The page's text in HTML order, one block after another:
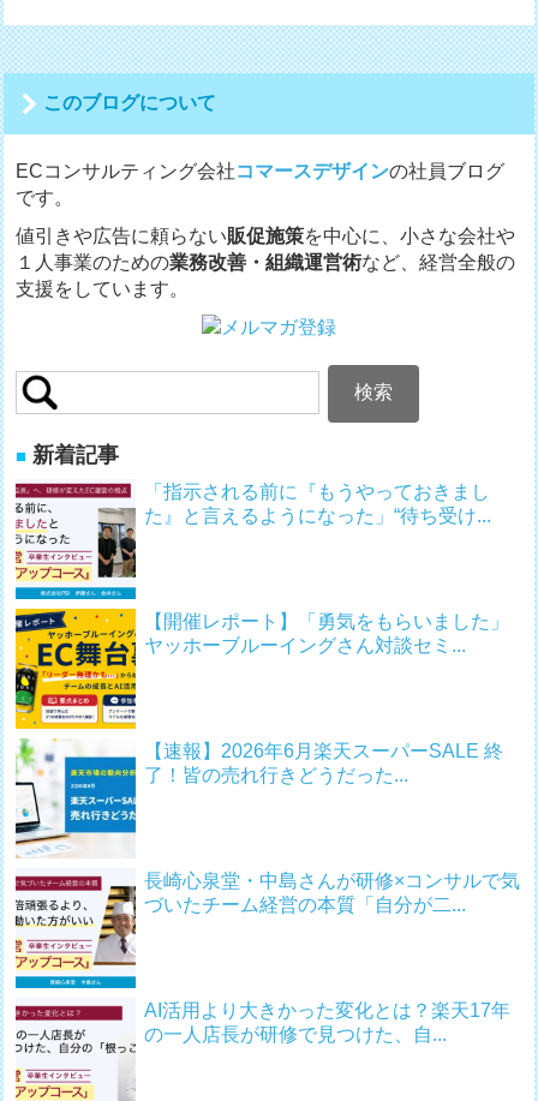
稿
ナ
ビ
ゲ
ー
シ
ョ
ン
このブログについて
ECコンサルティング会社コマースデザインの社員ブログ
です。
値引きや広告に頼らない販促施策を中心に、小さな会社や
１人事業のための業務改善・組織運営術など、経営全般の
支援をしています。
検
索:
新着記事
「指示される前に『もうやっておきまし
た』と言えるようになった」“待ち受け...
【開催レポート】「勇気をもらいました」
ヤッホーブルーイングさん対談セミ...
【速報】2026年6月楽天スーパーSALE 終
了！皆の売れ行きどうだった...
長崎心泉堂・中島さんが研修×コンサルで気
づいたチーム経営の本質「自分が二...
AI活用より大きかった変化とは？楽天17年
の一人店長が研修で見つけた、自...